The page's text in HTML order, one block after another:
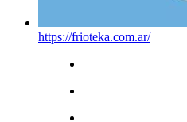
https://frioteka.com.ar/